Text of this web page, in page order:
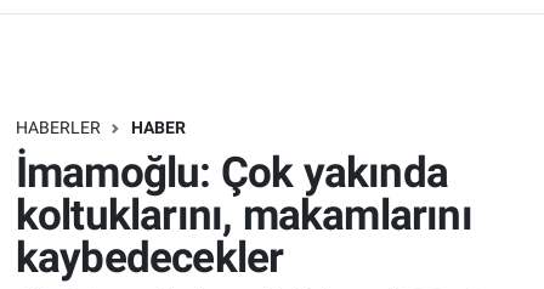
HABERLER HABER
İmamoğlu: Çok yakında
koltuklarını, makamlarını
kaybedecekler
Başka Sohbetler
Bilim turu
Bilim ve Teknoloji Evreni
Doğa Konuşuyor
Haber
Dünya
Teknoloji
Sağlık
Hava Durumu
Trafik Durumu
Süper Lig Puan Durumu ve Fikstür
Tüm Manşetler